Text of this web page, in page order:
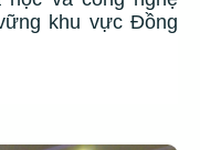
khu vực Đồng